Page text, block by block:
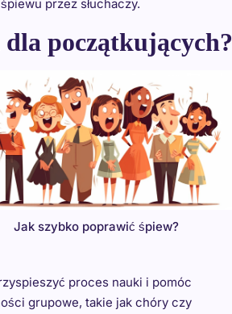
przez słuchaczy.
początkujących?
Jak szybko poprawić śpiew?
proces nauki i pomóc
grupowe, takie jak chóry czy